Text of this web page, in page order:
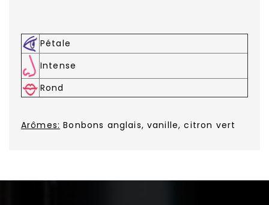
Pétale
Intense
Rond
Arômes: Bonbons anglais, vanille, citron vert